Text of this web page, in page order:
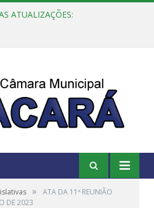
ATUALIZAÇÕES:
»
ATA DA 11ª REUNIÃO
DE 2023